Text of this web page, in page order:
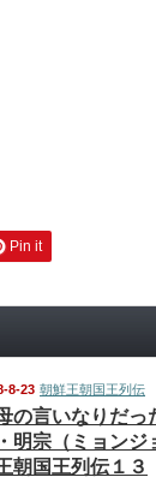
Pin it
8-23 朝鮮王朝国王列伝
の言いなりだっ
明宗（ミョンジ
朝国王列伝１３